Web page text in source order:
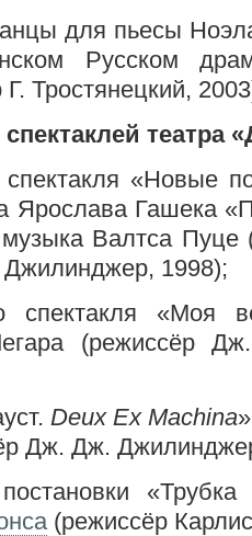
для пьесы
Русском
Тростянецкий,
театра
«Новые
Ярослава Гашека
Валтса
1998);
спектакля «Моя
(режиссёр
Deux Ex Machina
Дж. Дж.
«Трубка
(режиссёр